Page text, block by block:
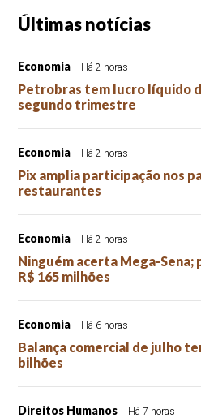
Últimas notícias
Economia Há 2 horas
Petrobras tem lucro líquido
segundo trimestre
Economia Há 2 horas
Pix amplia participação nos
restaurantes
Economia Há 2 horas
Ninguém acerta Mega-Sena;
R$ 165 milhões
Economia Há 6 horas
Balança comercial de julho
bilhões
Direitos Humanos Há 7 horas